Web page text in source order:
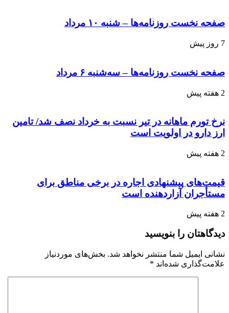
صفحه نخست روزنامه‌ها – شنبه ۱۰ مرداد
7 روز پیش
صفحه نخست روزنامه‌ها – سه‌شنبه ۶ مرداد
2 هفته پیش
نرخ تورم ماهانه در تیر نسبت به خرداد نصف شد/ تامین
ارز دارو در اولویت است
2 هفته پیش
قیمت‌های پیشنهادی اجاره در برخی مناطق برای
مستأجران آزاردهنده است
2 هفته پیش
دیدگاهتان را بنویسید
نشانی ایمیل شما منتشر نخواهد شد. بخش‌های موردنیاز
علامت‌گذاری شده‌اند *